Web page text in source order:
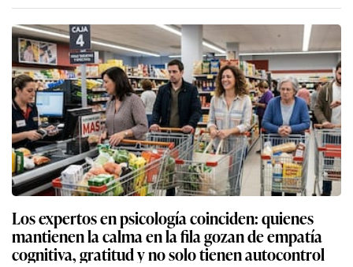
Los expertos en psicología coinciden: quienes
mantienen la calma en la fila gozan de empatía
cognitiva, gratitud y no solo tienen autocontrol